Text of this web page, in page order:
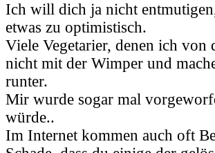
Ich will dich ja nicht
etwas zu optimistisch.
Viele Vegetarier, denen ich von
nicht mit der Wimper und
runter.
Mir wurde sogar mal
würde..
Im Internet kommen auch oft